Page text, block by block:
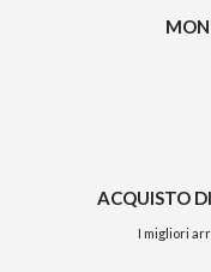
ACQUISTO
I migliori